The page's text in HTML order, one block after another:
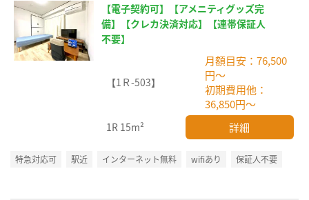
【電子契約可】【アメニティグッズ完
備】【クレカ決済対応】【連帯保証人
不要】
【1Ｒ-503】
月額目安：76,500
円～
初期費用他：
36,850円～
1R 15m² 詳細
特急対応可 駅近 インターネット無料 wifiあり 保証人不要